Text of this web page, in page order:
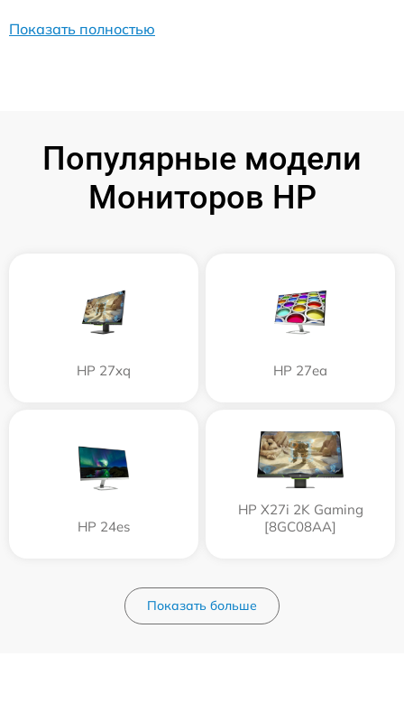
Показать полностью
Популярные модели
Мониторов HP
HP 27xq HP 27ea
HP 24es
HP X27i 2K Gaming
[8GC08AA]
Показать больше